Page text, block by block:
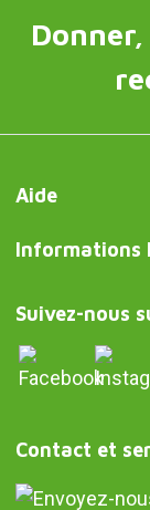
Aide
Informations
Suivez-nous
Contact et